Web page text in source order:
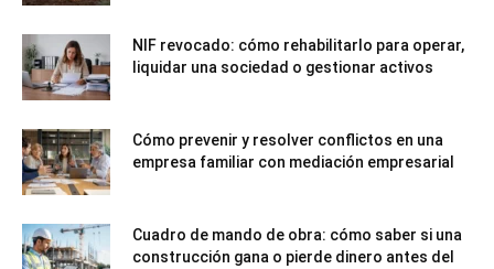
NIF revocado: cómo rehabilitarlo para operar,
liquidar una sociedad o gestionar activos
Cómo prevenir y resolver conflictos en una
empresa familiar con mediación empresarial
Cuadro de mando de obra: cómo saber si una
construcción gana o pierde dinero antes del